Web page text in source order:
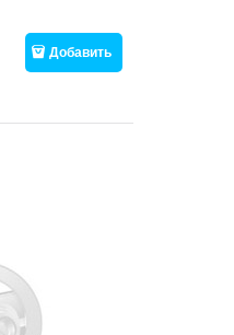
Добавить